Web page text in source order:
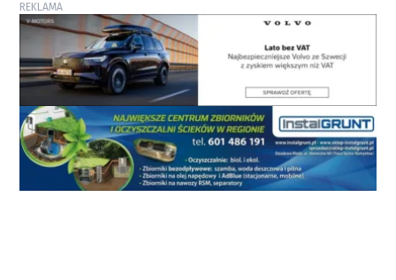
REKLAMA